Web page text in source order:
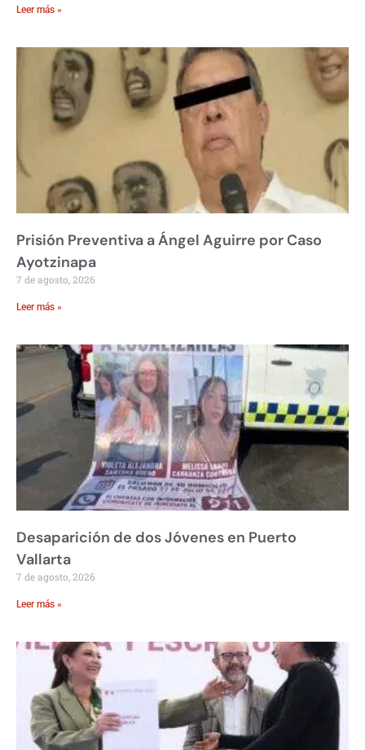
Leer más »
Prisión Preventiva a Ángel Aguirre por Caso
Ayotzinapa
7 de agosto, 2026
Leer más »
Desaparición de dos Jóvenes en Puerto
Vallarta
7 de agosto, 2026
Leer más »